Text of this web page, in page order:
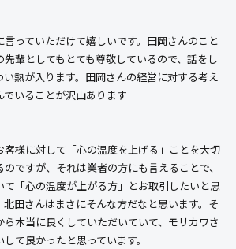
言っていただけて嬉しいです。田岡さんのこと
先輩としてもとても尊敬しているので、話をし
い熱が入ります。田岡さんの経営に対する考え
でいることが沢山あります
客様に対して「心の温度を上げる」ことを大切
のですが、それは業者の方にも言えることで、
て「心の温度が上がる方」とお取引したいと思
北田さんはまさにそんな方だなと思います。そ
ら本当に良くしていただいていて、モリカワさ
して良かったと思っています。